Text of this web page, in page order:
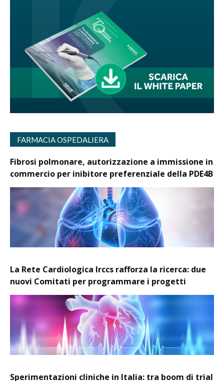
FARMACIA OSPEDALIERA
Fibrosi polmonare, autorizzazione a immissione in
commercio per inibitore preferenziale della PDE4B
La Rete Cardiologica Irccs rafforza la ricerca: due
nuovi Comitati per programmare i progetti
Sperimentazioni cliniche in Italia: tra boom di trial